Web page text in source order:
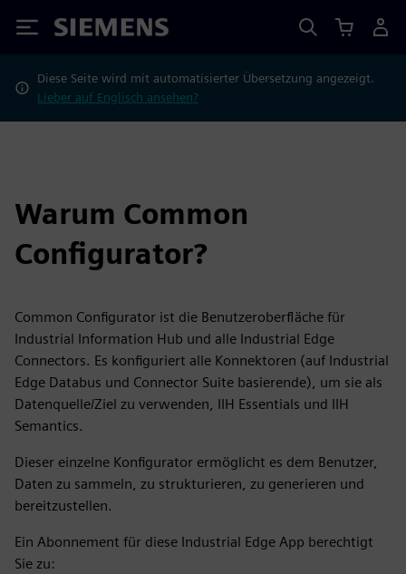
Siemens
Diese Seite wird mit automatisierter Übersetzung angezeigt.
Lieber auf Englisch ansehen?
Warum Common
Configurator?
Common Configurator ist die Benutzeroberfläche für
Industrial Information Hub und alle Industrial Edge
Connectors. Es konfiguriert alle Konnektoren (auf Industrial
Edge Databus und Connector Suite basierende), um sie als
Datenquelle/Ziel zu verwenden, IIH Essentials und IIH
Semantics.
Dieser einzelne Konfigurator ermöglicht es dem Benutzer,
Daten zu sammeln, zu strukturieren, zu generieren und
bereitzustellen.
Ein Abonnement für diese Industrial Edge App berechtigt
Sie zu: